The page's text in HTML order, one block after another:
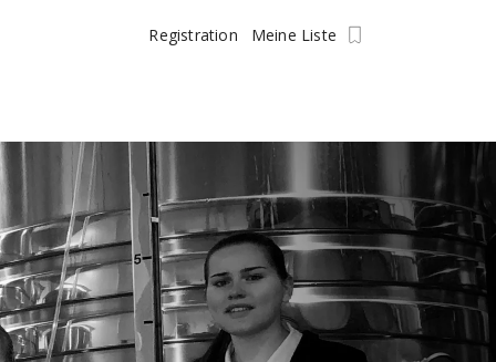
Registration Meine Liste